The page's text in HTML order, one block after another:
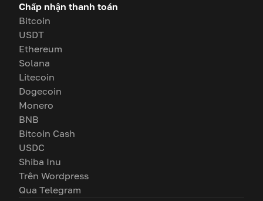
Chấp nhận thanh toán
Bitcoin
USDT
Ethereum
Solana
Litecoin
Dogecoin
Monero
BNB
Bitcoin Cash
USDC
Shiba Inu
Trên Wordpress
Qua Telegram